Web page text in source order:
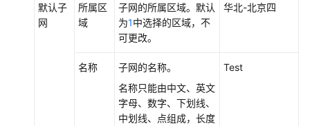
目
默认子
网
所属区
域
子网的所属区域。默认
为1中选择的区域，不
可更改。
华北-北京四
名称
子网的名称。
名称只能由中文、英文
字母、数字、下划线、
中划线、点组成，长度
Test